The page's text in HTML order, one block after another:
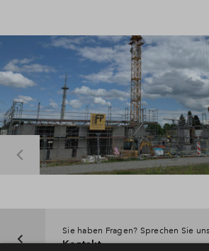
Sie haben Fragen? Sprechen Sie
Kontakt